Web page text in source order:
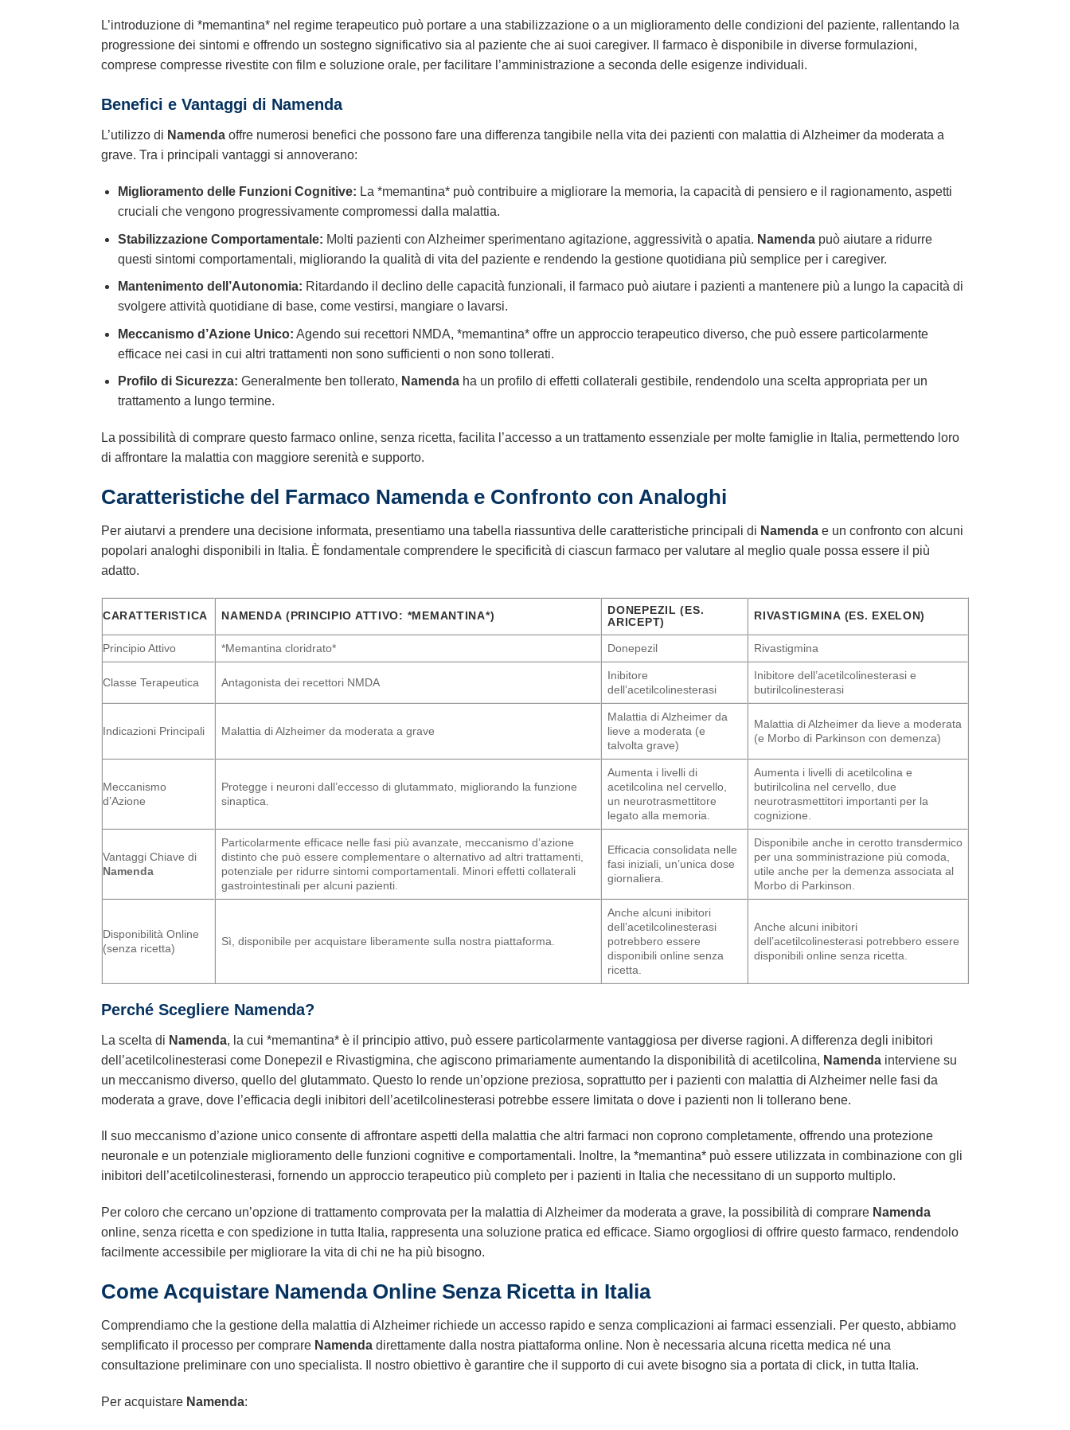
L’introduzione di *memantina* nel regime terapeutico può portare a una stabilizzazione o a un miglioramento delle condizioni del paziente, rallentando la
progressione dei sintomi e offrendo un sostegno significativo sia al paziente che ai suoi caregiver. Il farmaco è disponibile in diverse formulazioni,
comprese compresse rivestite con film e soluzione orale, per facilitare l’amministrazione a seconda delle esigenze individuali.
Benefici e Vantaggi di Namenda
L’utilizzo di Namenda offre numerosi benefici che possono fare una differenza tangibile nella vita dei pazienti con malattia di Alzheimer da moderata a
grave. Tra i principali vantaggi si annoverano:
Miglioramento delle Funzioni Cognitive: La *memantina* può contribuire a migliorare la memoria, la capacità di pensiero e il ragionamento, aspetti
cruciali che vengono progressivamente compromessi dalla malattia.
Stabilizzazione Comportamentale: Molti pazienti con Alzheimer sperimentano agitazione, aggressività o apatia. Namendapuò aiutare a ridurre
questi sintomi comportamentali, migliorando la qualità di vita del paziente e rendendo la gestione quotidiana più semplice per i caregiver.
Mantenimento dell’Autonomia: Ritardando il declino delle capacità funzionali, il farmaco può aiutare i pazienti a mantenere più a lungo la capacità di
svolgere attività quotidiane di base, come vestirsi, mangiare o lavarsi.
Meccanismo d’Azione Unico: Agendo sui recettori NMDA, *memantina* offre un approccio terapeutico diverso, che può essere particolarmente
efficace nei casi in cui altri trattamenti non sono sufficienti o non sono tollerati.
Profilo di Sicurezza: Generalmente ben tollerato, Namendaha un profilo di effetti collaterali gestibile, rendendolo una scelta appropriata per un
trattamento a lungo termine.
La possibilità di comprare questo farmaco online, senza ricetta, facilita l’accesso a un trattamento essenziale per molte famiglie in Italia, permettendo loro
di affrontare la malattia con maggiore serenità e supporto.
Caratteristiche del Farmaco Namendae Confronto con Analoghi
Per aiutarvi a prendere una decisione informata, presentiamo una tabella riassuntiva delle caratteristiche principali di Namenda e un confronto con alcuni
popolari analoghi disponibili in Italia. È fondamentale comprendere le specificità di ciascun farmaco per valutare al meglio quale possa essere il più
adatto.
CARATTERISTICA NAMENDA (PRINCIPIO ATTIVO: *MEMANTINA*)
DONEPEZIL (ES.
ARICEPT)
RIVASTIGMINA (ES. EXELON)
Principio Attivo *Memantina cloridrato* Donepezil Rivastigmina
Classe Terapeutica Antagonista dei recettori NMDA
Inibitore
dell’acetilcolinesterasi
Inibitore dell’acetilcolinesterasi e
butirilcolinesterasi
Indicazioni Principali Malattia di Alzheimer da moderata a grave
Malattia di Alzheimer da
lieve a moderata (e
talvolta grave)
Malattia di Alzheimer da lieve a moderata
(e Morbo di Parkinson con demenza)
Meccanismo
d’Azione
Protegge i neuroni dall’eccesso di glutammato, migliorando la funzione
sinaptica.
Aumenta i livelli di
acetilcolina nel cervello,
un neurotrasmettitore
legato alla memoria.
Aumenta i livelli di acetilcolina e
butirilcolina nel cervello, due
neurotrasmettitori importanti per la
cognizione.
Vantaggi Chiave di
Namenda
Particolarmente efficace nelle fasi più avanzate, meccanismo d’azione
distinto che può essere complementare o alternativo ad altri trattamenti,
potenziale per ridurre sintomi comportamentali. Minori effetti collaterali
gastrointestinali per alcuni pazienti.
Efficacia consolidata nelle
fasi iniziali, un’unica dose
giornaliera.
Disponibile anche in cerotto transdermico
per una somministrazione più comoda,
utile anche per la demenza associata al
Morbo di Parkinson.
Disponibilità Online
(senza ricetta)
Sì, disponibile per acquistare liberamente sulla nostra piattaforma.
Anche alcuni inibitori
dell’acetilcolinesterasi
potrebbero essere
disponibili online senza
ricetta.
Anche alcuni inibitori
dell’acetilcolinesterasi potrebbero essere
disponibili online senza ricetta.
Perché Scegliere Namenda?
La scelta di Namenda, la cui *memantina* è il principio attivo, può essere particolarmente vantaggiosa per diverse ragioni. A differenza degli inibitori
dell’acetilcolinesterasi come Donepezil e Rivastigmina, che agiscono primariamente aumentando la disponibilità di acetilcolina, Namenda interviene su
un meccanismo diverso, quello del glutammato. Questo lo rende un’opzione preziosa, soprattutto per i pazienti con malattia di Alzheimer nelle fasi da
moderata a grave, dove l’efficacia degli inibitori dell’acetilcolinesterasi potrebbe essere limitata o dove i pazienti non li tollerano bene.
Il suo meccanismo d’azione unico consente di affrontare aspetti della malattia che altri farmaci non coprono completamente, offrendo una protezione
neuronale e un potenziale miglioramento delle funzioni cognitive e comportamentali. Inoltre, la *memantina* può essere utilizzata in combinazione con gli
inibitori dell’acetilcolinesterasi, fornendo un approccio terapeutico più completo per i pazienti in Italia che necessitano di un supporto multiplo.
Per coloro che cercano un’opzione di trattamento comprovata per la malattia di Alzheimer da moderata a grave, la possibilità di comprare Namenda
online, senza ricetta e con spedizione in tutta Italia, rappresenta una soluzione pratica ed efficace. Siamo orgogliosi di offrire questo farmaco, rendendolo
facilmente accessibile per migliorare la vita di chi ne ha più bisogno.
Come Acquistare NamendaOnline Senza Ricetta in Italia
Comprendiamo che la gestione della malattia di Alzheimer richiede un accesso rapido e senza complicazioni ai farmaci essenziali. Per questo, abbiamo
semplificato il processo per comprare Namenda direttamente dalla nostra piattaforma online. Non è necessaria alcuna ricetta medica né una
consultazione preliminare con uno specialista. Il nostro obiettivo è garantire che il supporto di cui avete bisogno sia a portata di click, in tutta Italia.
Per acquistare Namenda: